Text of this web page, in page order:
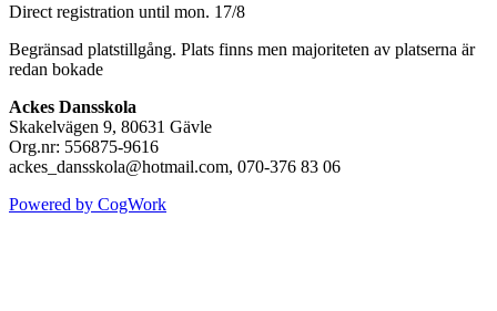
Direct registration until mon. 17/8
Begränsad platstillgång. Plats finns men majoriteten av platserna är
redan bokade
Ackes Dansskola
Skakelvägen 9, 80631 Gävle
Org.nr: 556875-9616
ackes_dansskola@hotmail.com, 070-376 83 06
Powered by CogWork